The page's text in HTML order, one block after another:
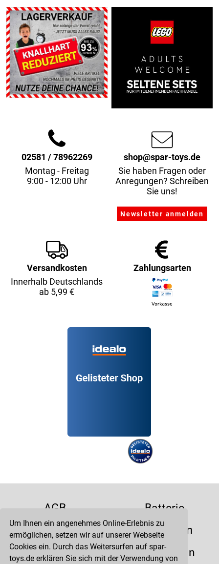
Um Ihnen ein angenehmes Online-Erlebnis zu
ermöglichen, setzen wir auf unserer Webseite
Cookies ein. Durch das Weitersurfen auf spar-
toys.de erklären Sie sich mit der Verwendung von
02581 / 78962269
Montag - Freitag
9:00 - 12:00 Uhr
shop@spar-toys.de
Sie haben Fragen oder
Anregungen? Schreiben
Sie uns!
Versandkosten
Innerhalb Deutschlands
ab 5,99 €
Zahlungsarten
AGB
Batterie
Datenschutz
Impressum
Kontakt
Liefertermin